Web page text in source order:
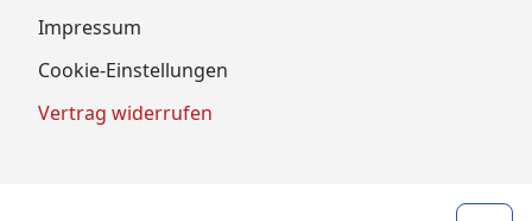
Impressum
Cookie-Einstellungen
Vertrag widerrufen